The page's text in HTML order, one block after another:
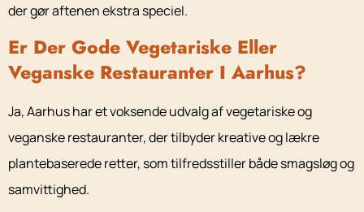
der gør aftenen ekstra speciel.
Er Der Gode Vegetariske Eller
Veganske Restauranter I Aarhus?
Ja, Aarhus har et voksende udvalg af vegetariske og
veganske restauranter, der tilbyder kreative og lækre
plantebaserede retter, som tilfredsstiller både smagsløg og
samvittighed.